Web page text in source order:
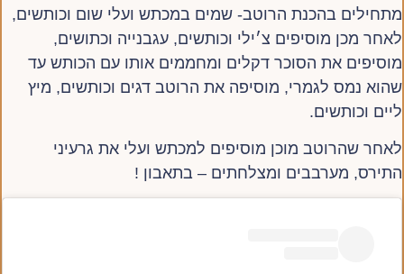
מתחילים בהכנת הרוטב- שמים במכתש ועלי שום וכותשים,
לאחר מכן מוסיפים צ׳ילי וכותשים, עגבנייה וכתושים,
מוסיפים את הסוכר דקלים ומחממים אותו עם הכותש עד
שהוא נמס לגמרי, מוסיפה את הרוטב דגים וכותשים, מיץ
ליים וכותשים.
לאחר שהרוטב מוכן מוסיפים למכתש ועלי את גרעיני
התירס, מערבבים ומצלחתים – בתאבון !